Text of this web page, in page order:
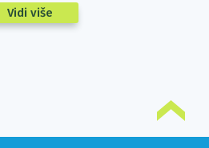
Vidi više